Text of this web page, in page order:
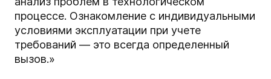
процессе. Ознакомление с индивидуальными
условиями эксплуатации при учете
требований — это всегда определенный
вызов.»